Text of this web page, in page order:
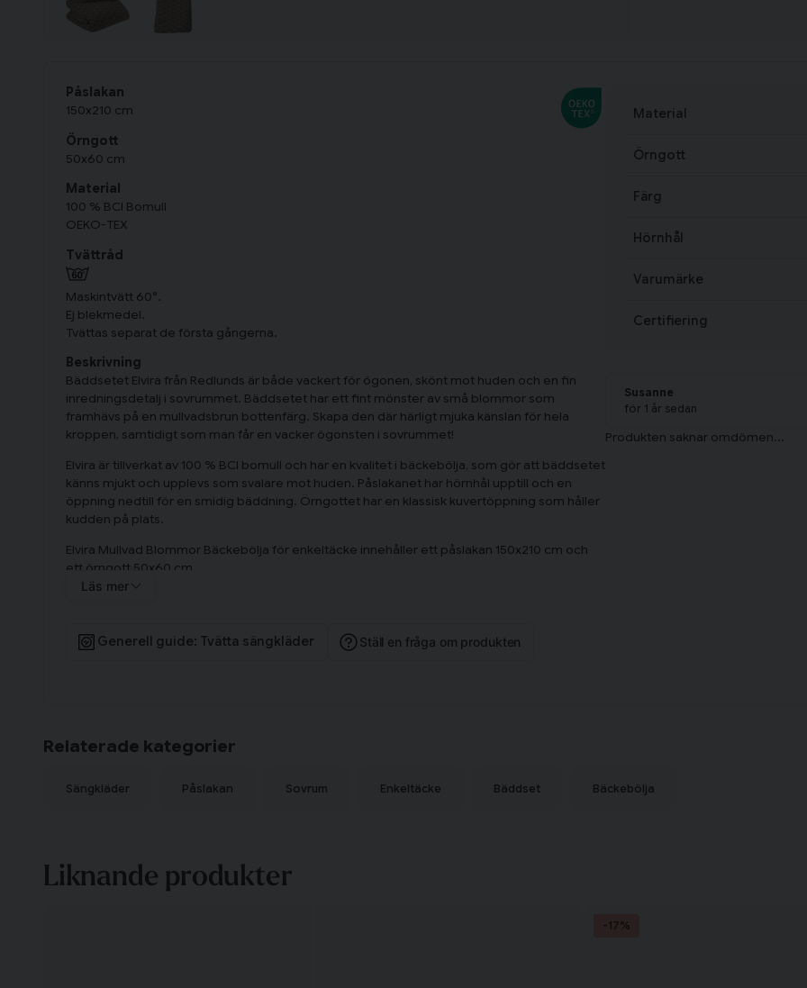
Påslakan
150x210 cm
Örngott
50x60 cm
Material
100 % BCI Bomull
OEKO-TEX
Tvättråd
Maskintvätt 60°.
Ej blekmedel.
Tvättas separat de första gångerna.
Beskrivning
Bäddsetet Elvira från Redlunds är både vackert för ögonen, skönt mot huden och en fin
inredningsdetalj i sovrummet. Bäddsetet har ett fint mönster av små blommor som
framhävs på en mullvadsbrun bottenfärg. Skapa den där härligt mjuka känslan för hela
kroppen, samtidigt som man får en vacker ögonsten i sovrummet!
Elvira är tillverkat av 100 % BCI bomull och har en kvalitet i bäckebölja, som gör att bäddsetet
känns mjukt och upplevs som svalare mot huden. Påslakanet har hörnhål upptill och en
öppning nedtill för en smidig bäddning. Örngottet har en klassisk kuvertöppning som håller
kudden på plats.
Elvira Mullvad Blommor Bäckebölja för enkeltäcke innehåller ett påslakan 150x210 cm och
ett örngott 50x60 cm.
Läs mer
Generell guide: Tvätta sängkläder Ställ en fråga om produkten
Material
Örngott
Färg
Hörnhål
Varumärke
Certifiering
Susanne
för 1 år sedan
Relaterade kategorier
Sängkläder Påslakan Sovrum Enkeltäcke Bäddset Bäckebölja
Liknande produkter
-17%